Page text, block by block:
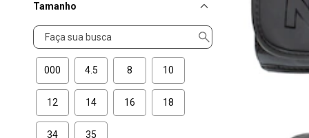
Tamanho
Tamanho
000 4.5 8 10
12 14 16 18
34 35